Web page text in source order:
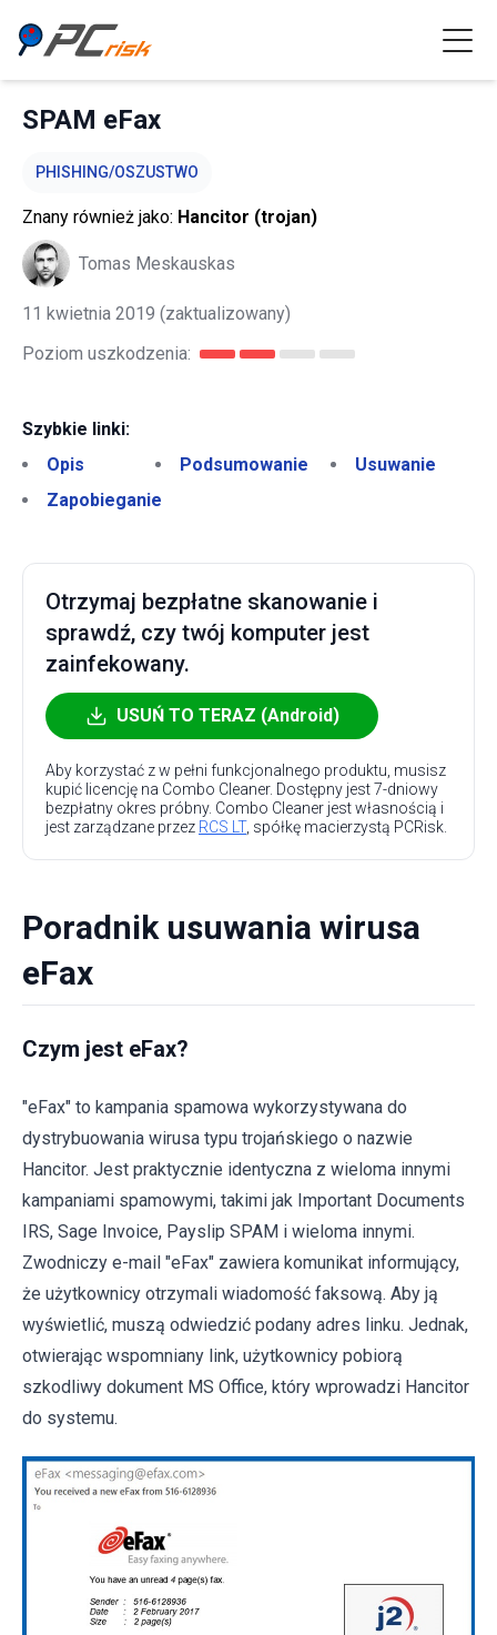
SPAM eFax
PHISHING/OSZUSTWO
Znany również jako: Hancitor (trojan)
Tomas Meskauskas
11 kwietnia 2019 (zaktualizowany)
Poziom uszkodzenia:
Szybkie linki:
Opis
Podsumowanie
Usuwanie
Zapobieganie
Otrzymaj bezpłatne skanowanie i
sprawdź, czy twój komputer jest
zainfekowany.
USUŃ TO TERAZ (Android)
Aby korzystać z w pełni funkcjonalnego produktu, musisz
kupić licencję na Combo Cleaner. Dostępny jest 7-dniowy
bezpłatny okres próbny. Combo Cleaner jest własnością i
jest zarządzane przez RCS LT, spółkę macierzystą PCRisk.
Poradnik usuwania wirusa
eFax
Czym jest eFax?
"eFax" to kampania spamowa wykorzystywana do
dystrybuowania wirusa typu trojańskiego o nazwie
Hancitor. Jest praktycznie identyczna z wieloma innymi
kampaniami spamowymi, takimi jak Important Documents
IRS, Sage Invoice, Payslip SPAM i wieloma innymi.
Zwodniczy e-mail "eFax" zawiera komunikat informujący,
że użytkownicy otrzymali wiadomość faksową. Aby ją
wyświetlić, muszą odwiedzić podany adres linku. Jednak,
otwierając wspomniany link, użytkownicy pobiorą
szkodliwy dokument MS Office, który wprowadzi Hancitor
do systemu.